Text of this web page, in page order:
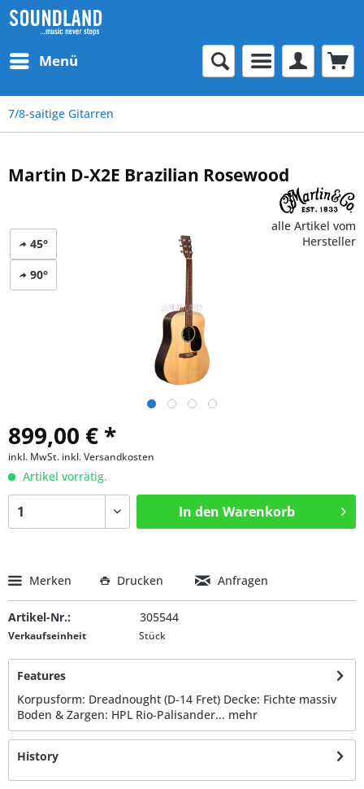
Menü
7/8-saitige Gitarren
Martin D-X2E Brazilian Rosewood
alle Artikel vom
Hersteller
45°
90°
899,00 € *
inkl. MwSt. inkl. Versandkosten
Artikel vorrätig.
In den Warenkorb
Merken Drucken Anfragen
Artikel-Nr.: 305544
Verkaufseinheit Stück
Features
Korpusform: Dreadnought (D-14 Fret) Decke: Fichte massiv
Boden & Zargen: HPL Rio-Palisander... mehr
History